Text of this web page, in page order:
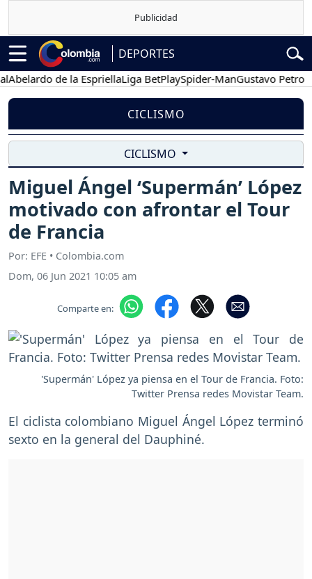
DEPORTES
de la EspriellaLiga BetPlaySpider-ManGustavo Petro
CICLISMO
CICLISMO
Miguel Ángel ‘Supermán’ López
motivado con afrontar el Tour
de Francia
Por: EFE • Colombia.com
Dom, 06 Jun 2021 10:05 am
Comparte en:
'Supermán' López ya piensa en el Tour de Francia. Foto:
Twitter Prensa redes Movistar Team.
El ciclista colombiano Miguel Ángel López terminó
sexto en la general del Dauphiné.